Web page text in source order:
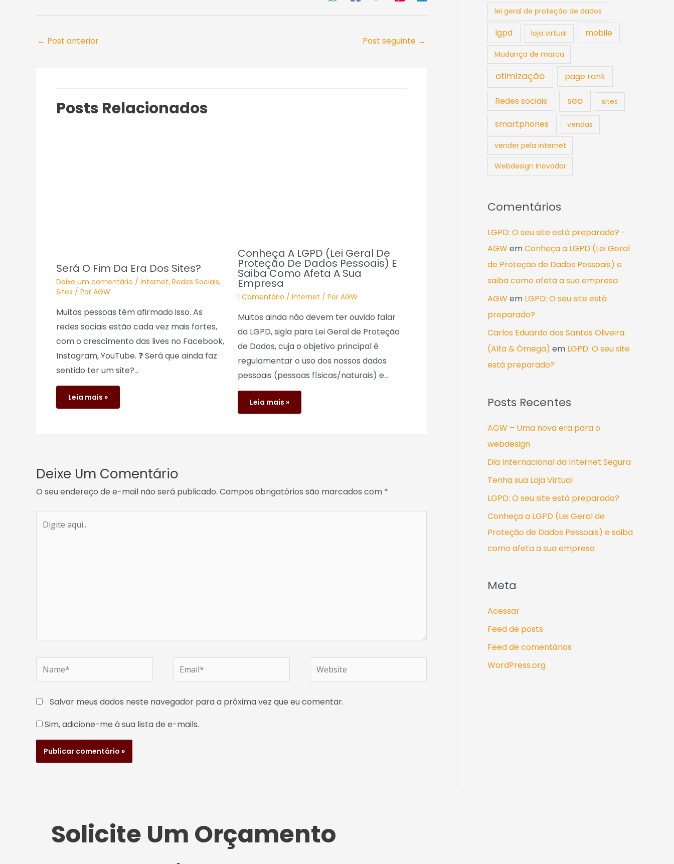
← Post anterior Post seguinte →
Posts Relacionados
Será O Fim Da Era Dos Sites?
Deixe um comentário / Internet, Redes Sociais,
Sites / Por AGW
Muitas pessoas têm afirmado isso. As
redes sociais estão cada vez mais fortes,
com o crescimento das lives no Facebook,
Instagram, YouTube. ❓ Será que ainda faz
sentido ter um site?…
Leia mais »
Conheça A LGPD (Lei Geral De
Proteção De Dados Pessoais) E
Saiba Como Afeta A Sua
Empresa
1 Comentário / Internet / Por AGW
Muitos ainda não devem ter ouvido falar
da LGPD, sigla para Lei Geral de Proteção
de Dados, cuja o objetivo principal é
regulamentar o uso dos nossos dados
pessoais (pessoas físicas/naturais) e…
Leia mais »
Deixe Um Comentário
O seu endereço de e-mail não será publicado. Campos obrigatórios são marcados com *
aqui...
Name* Email* Website
Salvar meus dados neste navegador para a próxima vez que eu comentar.
Sim, adicione-me à sua lista de e-mails.
lei geral de proteção de dados
lgpd loja virtual mobile
Mudança de marca
otimização page rank
Redes sociais seo sites
smartphones vendas
vender pela internet
Webdesign Inovador
Comentários
LGPD: O seu site está preparado? -
AGW emConheça a LGPD (Lei Geral
de Proteção de Dados Pessoais) e
saiba como afeta a sua empresa
AGW em LGPD: O seu site está
preparado?
Carlos Eduardo dos Santos Oliveira.
(Alfa & Ômega) em LGPD: O seu site
está preparado?
Posts Recentes
AGW – Uma nova era para o
webdesign
Dia Internacional da Internet Segura
Tenha sua Loja Virtual
LGPD: O seu site está preparado?
Conheça a LGPD (Lei Geral de
Proteção de Dados Pessoais) e saiba
como afeta a sua empresa
Meta
Acessar
Feed de posts
Feed de comentários
WordPress.org
Solicite Um Orçamento